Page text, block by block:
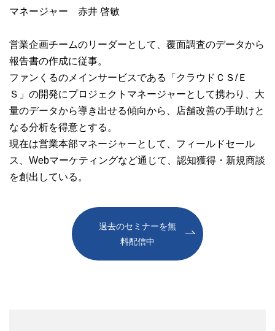
マネージャー 赤井 啓敏
営業企画チームのリーダーとして、覆面調査のデータから
報告書の作成に従事。
ファンくるのメインサービスである「クラウドＣＳ/Ｅ
Ｓ」の開発にプロジェクトマネージャーとして携わり、大
量のデータから導き出せる傾向から、店舗改善の手助けと
なる分析を得意とする。
現在は営業本部マネージャーとして、フィールドセール
ス、Webマーケティングなど通じて、認知獲得・新規商談
を創出している。
過去のセミナーを無
料配信中